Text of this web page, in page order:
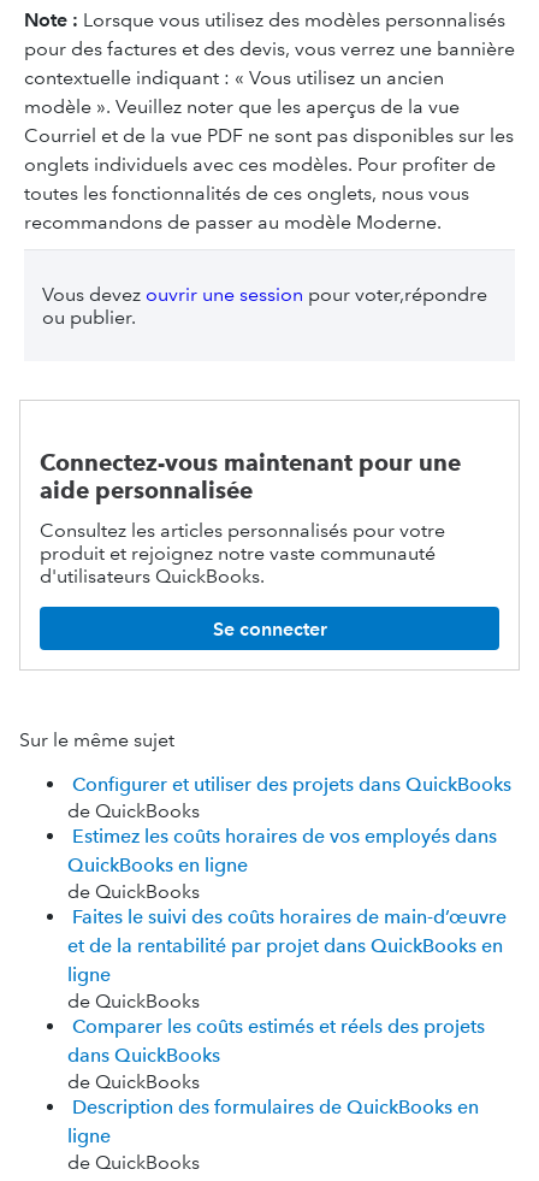
Note : Lorsque vous utilisez des modèles personnalisés
pour des factures et des devis, vous verrez une bannière
contextuelle indiquant : « Vous utilisez un ancien
modèle ». Veuillez noter que les aperçus de la vue
Courriel et de la vue PDF ne sont pas disponibles sur les
onglets individuels avec ces modèles. Pour profiter de
toutes les fonctionnalités de ces onglets, nous vous
recommandons de passer au modèle Moderne.
Vous devez ouvrir une session pour voter,répondre
ou publier.
Connectez-vous maintenant pour une
aide personnalisée
Consultez les articles personnalisés pour votre
produit et rejoignez notre vaste communauté
d'utilisateurs QuickBooks.
Se connecter
Sur le même sujet
Configurer et utiliser des projets dans QuickBooks
de QuickBooks
Estimez les coûts horaires de vos employés dans
QuickBooks en ligne
de QuickBooks
Faites le suivi des coûts horaires de main-d’œuvre
et de la rentabilité par projet dans QuickBooks en
ligne
de QuickBooks
Comparer les coûts estimés et réels des projets
dans QuickBooks
de QuickBooks
Description des formulaires de QuickBooks en
ligne
de QuickBooks